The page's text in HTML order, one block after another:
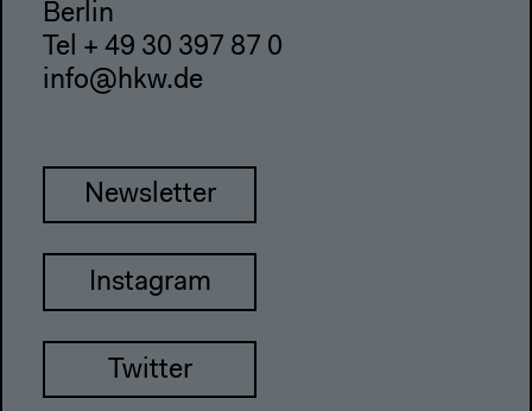
Berlin
Tel + 49 30 397 87 0
info@hkw.de
Newsletter
Instagram
Twitter